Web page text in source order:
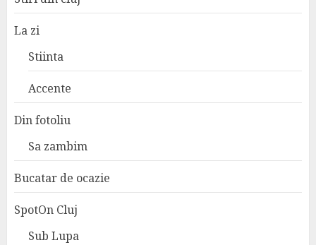
La zi
Stiinta
Accente
Din fotoliu
Sa zambim
Bucatar de ocazie
SpotOn Cluj
Sub Lupa